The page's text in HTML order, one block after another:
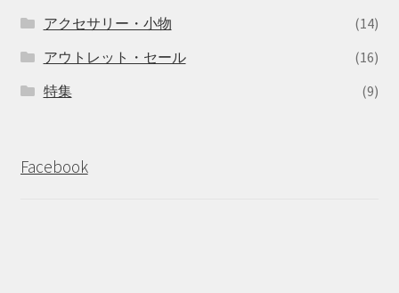
アクセサリー・小物
(14)
アウトレット・セール
(16)
特集
(9)
Facebook